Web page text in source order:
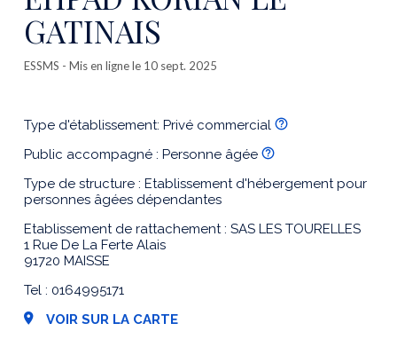
GATINAIS
ESSMS - Mis en ligne le 10 sept. 2025
Type d'établissement: Privé commercial
Public accompagné : Personne âgée
Type de structure : Etablissement d'hébergement pour
personnes âgées dépendantes
Etablissement de rattachement : SAS LES TOURELLES
1 Rue De La Ferte Alais
91720 MAISSE
Tel : 0164995171
VOIR SUR LA CARTE